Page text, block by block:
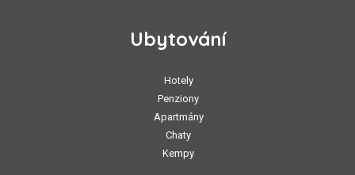
Ubytování
Hotely
Penziony
Apartmány
Chaty
Kempy